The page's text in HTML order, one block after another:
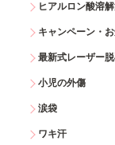
ヒアルロン酸溶
キャンペーン・
最新式レーザー
小児の外傷
涙袋
ワキ汗